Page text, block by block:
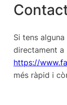
Si tens
directament a
https://
més ràpid i